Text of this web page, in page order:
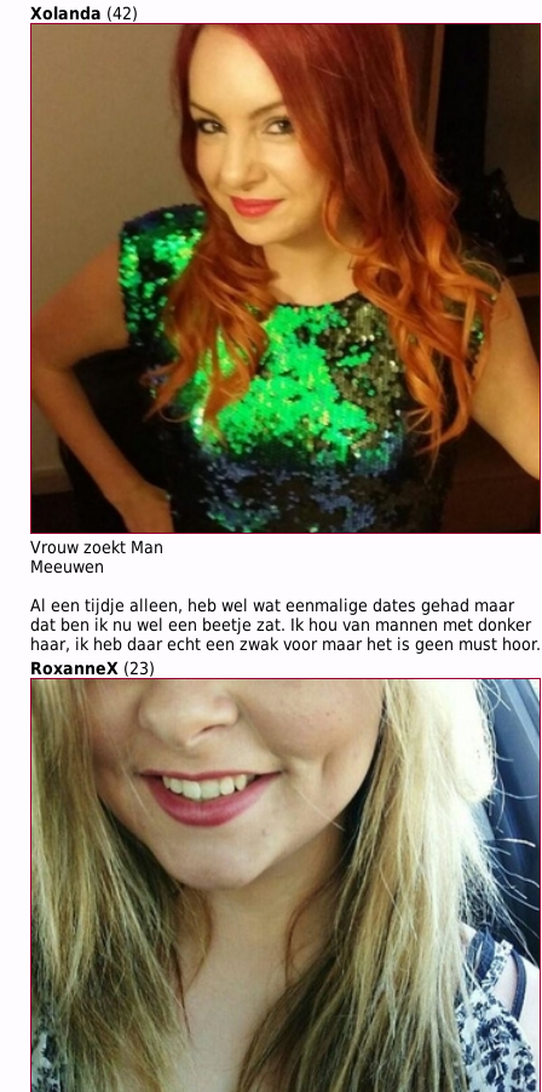
Xolanda (42)
Vrouw zoekt Man
Meeuwen
Al een tijdje alleen, heb wel wat eenmalige dates gehad maar
dat ben ik nu wel een beetje zat. Ik hou van mannen met donker
haar, ik heb daar echt een zwak voor maar het is geen must hoor.
RoxanneX (23)